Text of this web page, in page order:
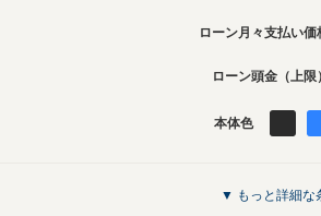
ローン月々支払い価
ローン頭金（上限）
本体色
▼ もっと詳細な